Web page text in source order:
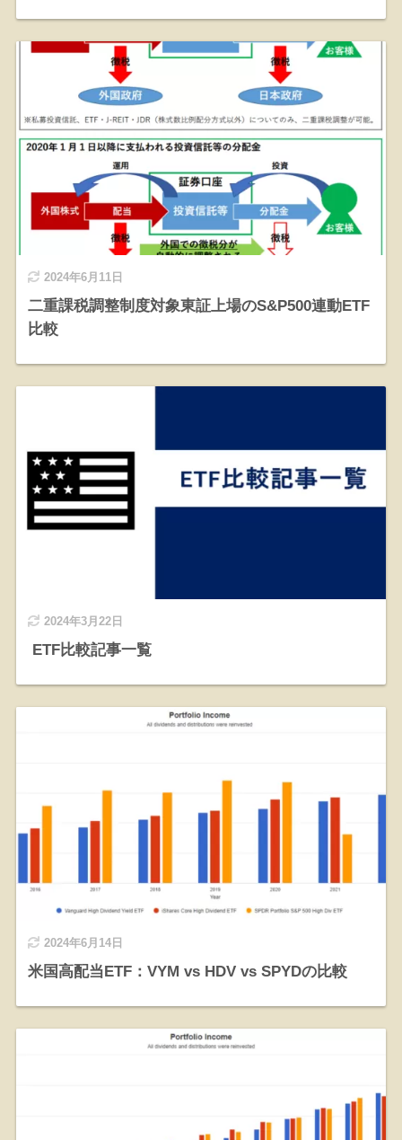
2024年6月11日
二重課税調整制度対象東証上場のS&P500連動ETF
比較
2024年3月22日
ETF比較記事一覧
2024年6月14日
米国高配当ETF：VYM vs HDV vs SPYDの比較